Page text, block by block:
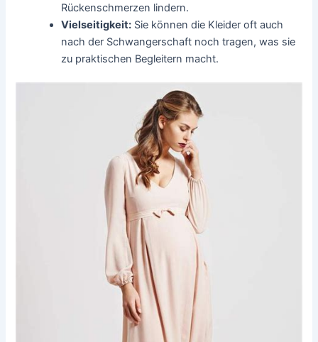
Rückenschmerzen lindern.
Vielseitigkeit: Sie können die Kleider oft auch
nach der Schwangerschaft noch tragen, was sie
zu praktischen Begleitern macht.